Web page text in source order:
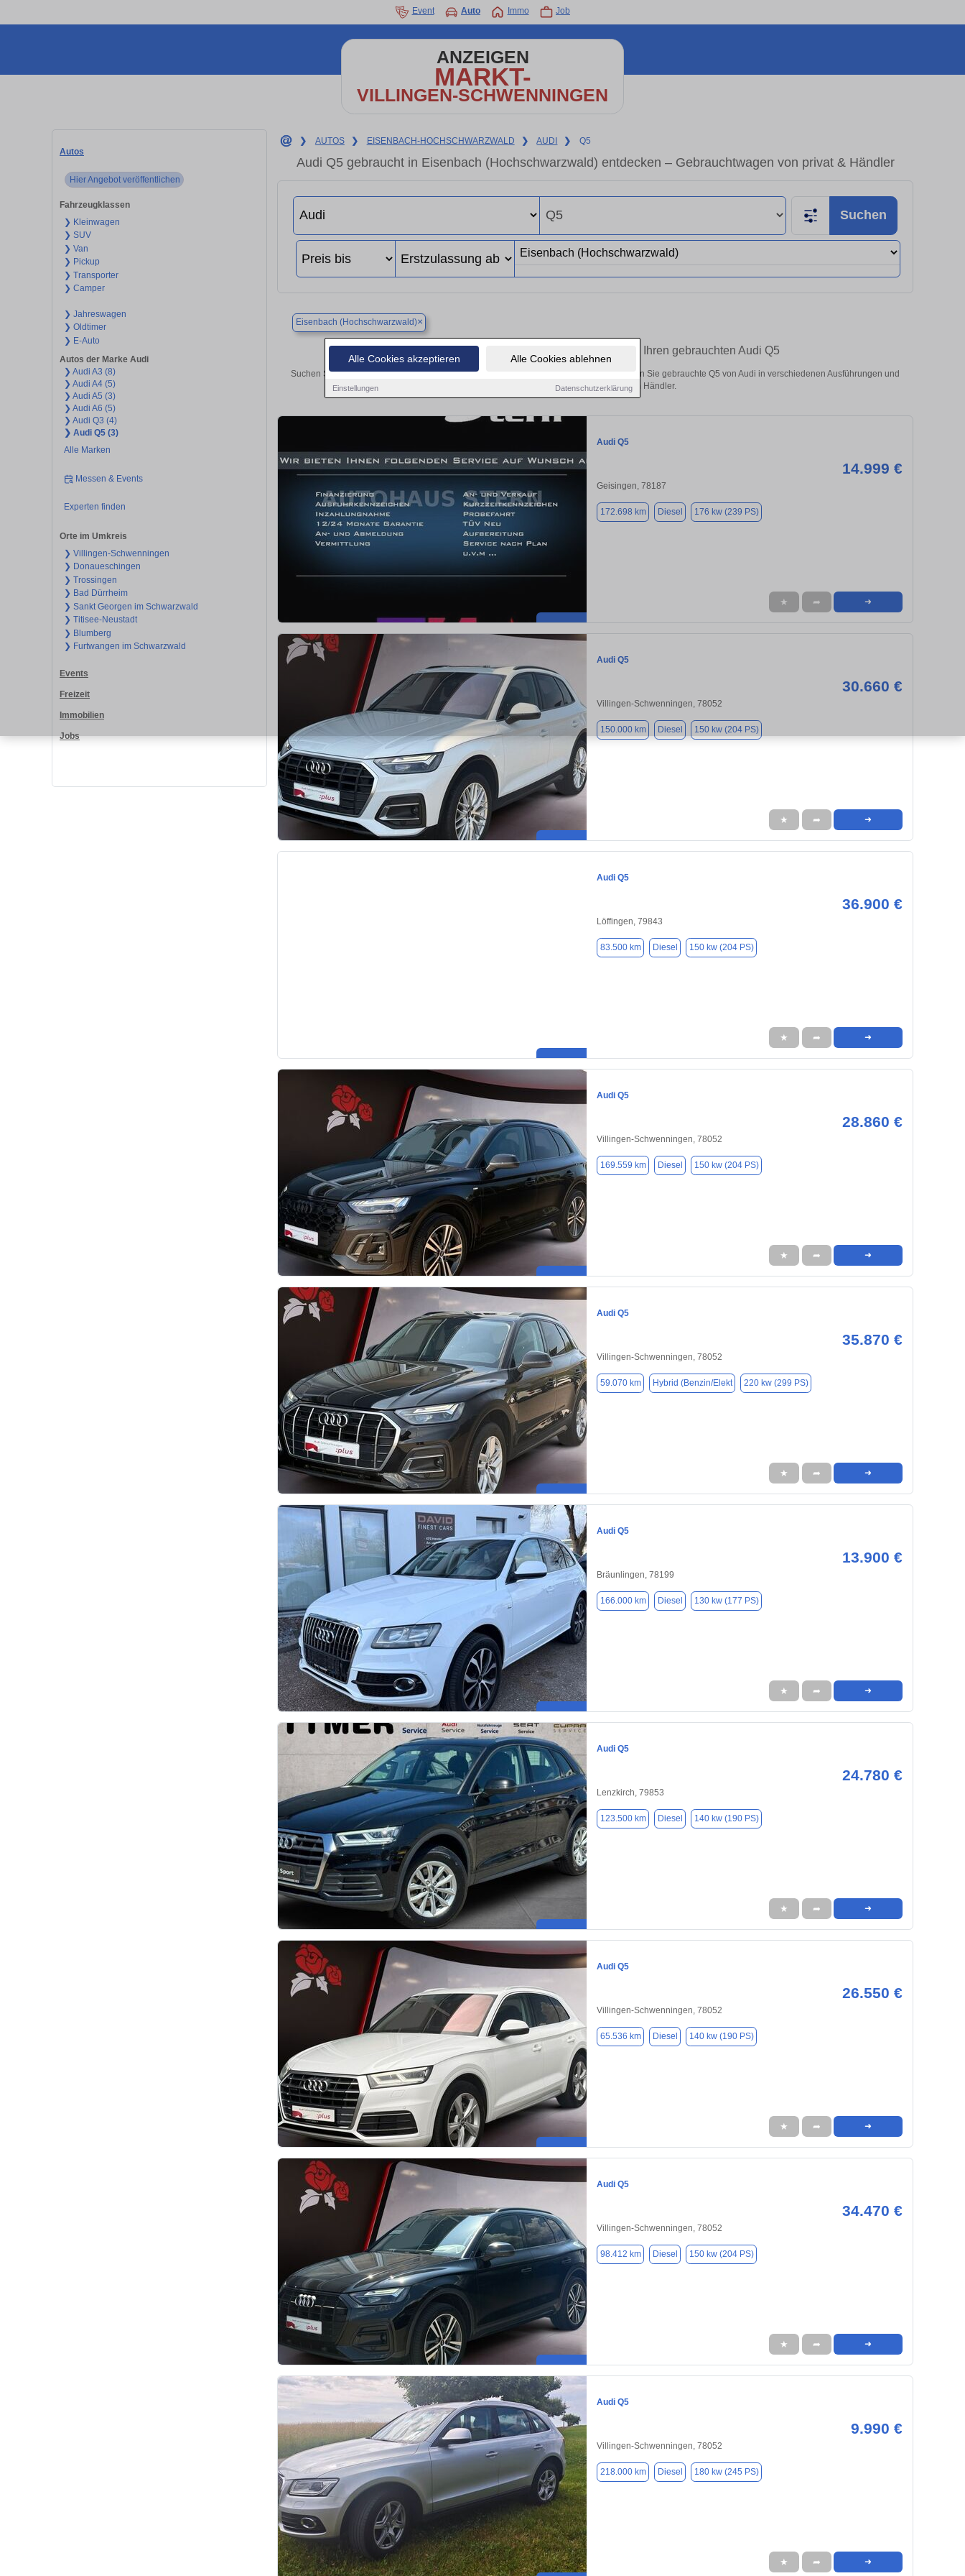
Alle Cookies akzeptieren Alle Cookies ablehnen
Einstellungen Datenschutzerklärung
Event Auto Immo Job
ANZEIGEN
MARKT-
VILLINGEN-SCHWENNINGEN
Autos
Hier Angebot veröffentlichen
Fahrzeugklassen
❯ Kleinwagen
❯ SUV
❯ Van
❯ Pickup
❯ Transporter
❯ Camper
❯ Jahreswagen
❯ Oldtimer
❯ E-Auto
Autos der Marke Audi
❯ Audi A3 (8)
❯ Audi A4 (5)
❯ Audi A5 (3)
❯ Audi A6 (5)
❯ Audi Q3 (4)
❯ Audi Q5 (3)
Alle Marken
Messen & Events
Experten finden
Orte im Umkreis
❯ Villingen-Schwenningen
❯ Donaueschingen
❯ Trossingen
❯ Bad Dürrheim
❯ Sankt Georgen im Schwarzwald
❯ Titisee-Neustadt
❯ Blumberg
❯ Furtwangen im Schwarzwald
Events
Freizeit
Immobilien
Jobs
❯ AUTOS ❯ EISENBACH-HOCHSCHWARZWALD ❯ AUDI ❯ Q5
Audi Q5 gebraucht in Eisenbach (Hochschwarzwald) entdecken – Gebrauchtwagen von privat & Händler
Suchen
Eisenbach (Hochschwarzwald)×
Finden Sie in Eisenbach (Hochschwarzwald) Ihren gebrauchten Audi Q5
Suchen Sie in Eisenbach (Hochschwarzwald) einen Audi Q5 Gebrauchtwagen? Entdecken Sie gebrauchte Q5 von Audi in verschiedenen Ausführungen und
Preisklassen von privat und vom Händler.
Audi Q5
14.999 €
Geisingen, 78187
172.698 km Diesel 176 kw (239 PS)
★ ➦ ➜
Audi Q5
30.660 €
Villingen-Schwenningen, 78052
150.000 km Diesel 150 kw (204 PS)
★ ➦ ➜
Audi Q5
36.900 €
Löffingen, 79843
83.500 km Diesel 150 kw (204 PS)
★ ➦ ➜
Audi Q5
28.860 €
Villingen-Schwenningen, 78052
169.559 km Diesel 150 kw (204 PS)
★ ➦ ➜
Audi Q5
35.870 €
Villingen-Schwenningen, 78052
59.070 km Hybrid (Benzin/Elekt 220 kw (299 PS)
★ ➦ ➜
Audi Q5
13.900 €
Bräunlingen, 78199
166.000 km Diesel 130 kw (177 PS)
★ ➦ ➜
Audi Q5
24.780 €
Lenzkirch, 79853
123.500 km Diesel 140 kw (190 PS)
★ ➦ ➜
Audi Q5
26.550 €
Villingen-Schwenningen, 78052
65.536 km Diesel 140 kw (190 PS)
★ ➦ ➜
Audi Q5
34.470 €
Villingen-Schwenningen, 78052
98.412 km Diesel 150 kw (204 PS)
★ ➦ ➜
Audi Q5
9.990 €
Villingen-Schwenningen, 78052
218.000 km Diesel 180 kw (245 PS)
★ ➦ ➜